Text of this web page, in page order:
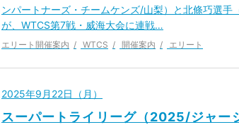
ンパートナーズ・チームケンズ/山梨）と北條巧選手
が、WTCS第7戦・威海大会に連戦…
エリート開催案内 WTCS 開催案内 エリート
2025年9月22日（月）
スーパートライリーグ（2025/ジャー